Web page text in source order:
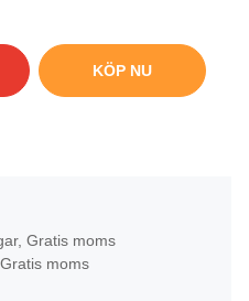
KÖP NU
Gratis moms
moms